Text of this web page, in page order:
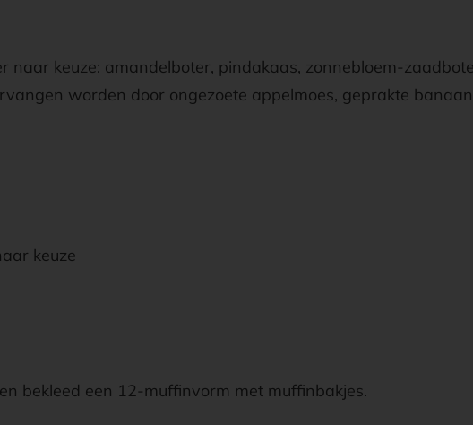
naar keuze: amandelboter, pindakaas, zonnebloem-
worden door ongezoete appelmoes, geprakte
keuze
bekleed een 12-muffinvorm met muffinbakjes.